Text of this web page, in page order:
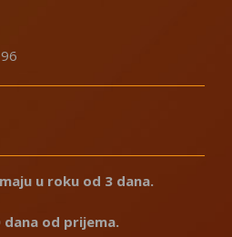
u roku od 3 dana.
od prijema.